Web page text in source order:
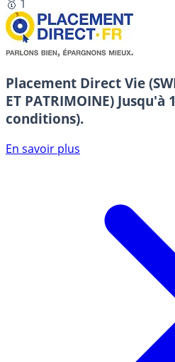
🥇 1
Placement Direct Vie
ET PATRIMOINE) Jusqu'à
conditions).
En savoir plus